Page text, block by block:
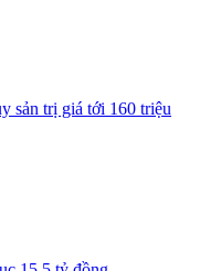
sản trị giá tới 160 triệu